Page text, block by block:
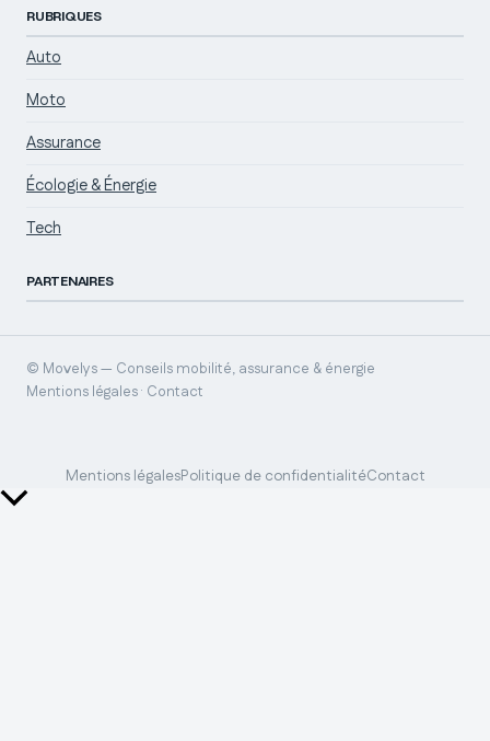
RUBRIQUES
Auto
Moto
Assurance
Écologie & Énergie
Tech
PARTENAIRES
© Movelys — Conseils mobilité, assurance & énergie
Mentions légales · Contact
Mentions légalesPolitique de confidentialitéContact